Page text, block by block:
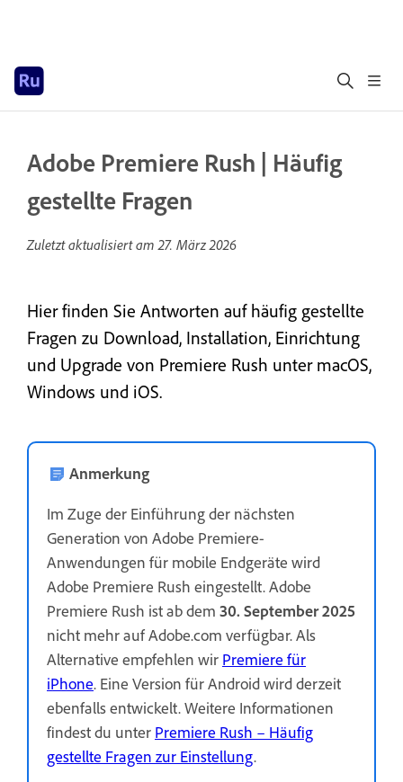
Adobe Premiere Rush | Häufig
gestellte Fragen
Zuletzt aktualisiert am27. März 2026
Hier finden Sie Antworten auf häufig gestellte
Fragen zu Download, Installation, Einrichtung
und Upgrade von Premiere Rush unter macOS,
Windows und iOS.
Anmerkung
Im Zuge der Einführung der nächsten
Generation von Adobe Premiere-
Anwendungen für mobile Endgeräte wird
Adobe Premiere Rush eingestellt. Adobe
Premiere Rush ist ab dem 30. September 2025
nicht mehr auf Adobe.com verfügbar. Als
Alternative empfehlen wir Premiere für
iPhone. Eine Version für Android wird derzeit
ebenfalls entwickelt. Weitere Informationen
findest du unter Premiere Rush – Häufig
gestellte Fragen zur Einstellung.